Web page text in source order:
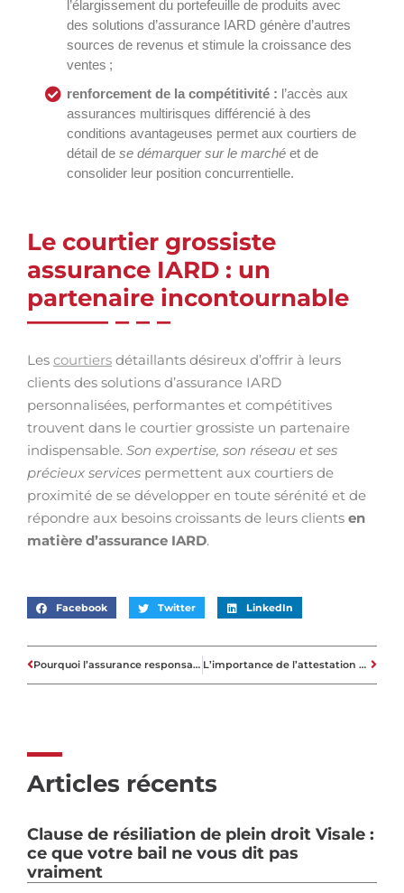
l’élargissement du portefeuille de produits avec
des solutions d’assurance IARD génère d’autres
sources de revenus et stimule la croissance des
ventes ;
renforcement de la compétitivité : l’accès aux
assurances multirisques différencié à des
conditions avantageuses permet aux courtiers de
détail de se démarquer sur le marché et de
consolider leur position concurrentielle.
Le courtier grossiste
assurance IARD : un
partenaire incontournable
Les courtiers détaillants désireux d’offrir à leurs
clients des solutions d’assurance IARD
personnalisées, performantes et compétitives
trouvent dans le courtier grossiste un partenaire
indispensable. Son expertise, son réseau et ses
précieux services permettent aux courtiers de
proximité de se développer en toute sérénité et de
répondre aux besoins croissants de leurs clients en
matière d’assurance IARD.
Facebook Twitter LinkedIn
Pourquoi l’assurance responsabilité civile est importante ? L’importance de l’attestation de propriété lors de l’achat d’un bien immobilier
Articles récents
Clause de résiliation de plein droit Visale :
ce que votre bail ne vous dit pas
vraiment